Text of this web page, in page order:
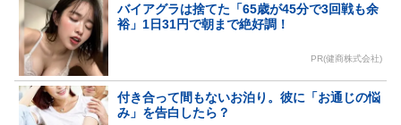
バイアグラは捨てた「65歳が45分で3回戦も余
裕」1日31円で朝まで絶好調！
PR(健商株式会社)
付き合って間もないお泊り。彼に「お通じの悩
み」を告白したら？